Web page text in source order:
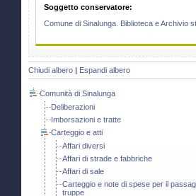
Soggetto conservatore:
Comune di Sinalunga. Biblioteca e Archivio
Chiudi albero Espandi albero
Comunità di Sinalunga
Deliberazioni
Imborsazioni e tratte
Carteggio e atti
Affari diversi
Affari di strade e fabbriche
Affari di sale
Carteggio e note di spese per il
truppe